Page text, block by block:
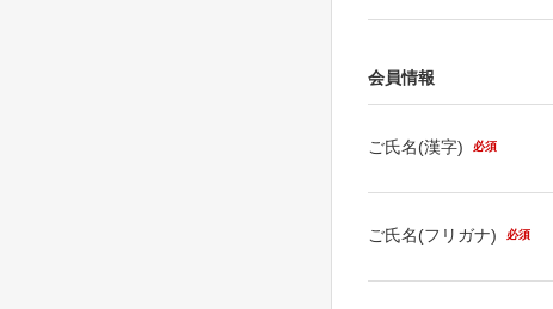
会員情報
ご氏名(漢字) 必須
ご氏名(フリガナ) 必須